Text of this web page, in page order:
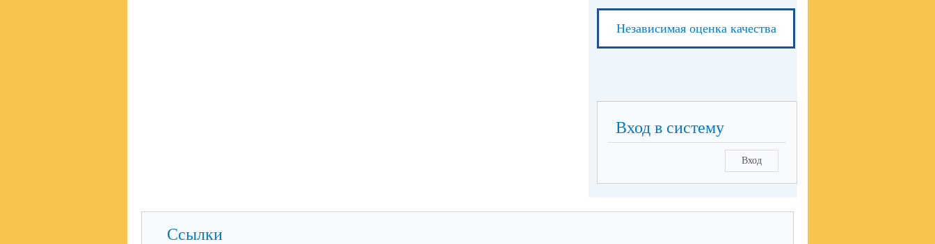
Независимая оценка качества
Вход в систему
Вход
Ссылки